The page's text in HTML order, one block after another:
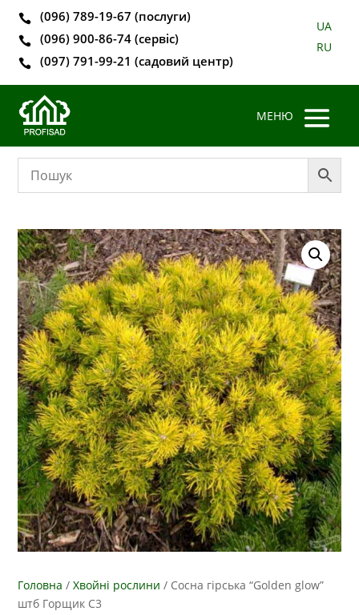
 (096) 789-19-67 (послуги)
 (096) 900-86-74 (сервіс)
 (097) 791-99-21 (садовий центр)
UA
RU
Головна /Хвойні рослини / Сосна гірська “Golden glow”
штб Горщик С3